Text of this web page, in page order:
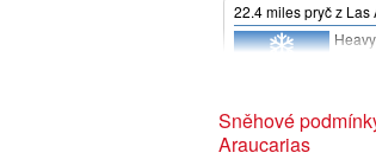
22.4milespryč z Las
Sněhové
Araucarias